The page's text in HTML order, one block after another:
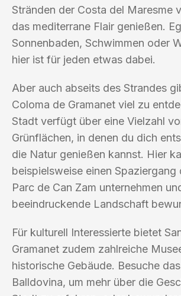
Stränden der Costa del Maresme
das mediterrane Flair genießen.
Sonnenbaden, Schwimmen oder
hier ist für jeden etwas dabei.
Aber auch abseits des Strandes
Coloma de Gramanet viel zu
Stadt verfügt über eine Vielzahl
Grünflächen, in denen du dich
die Natur genießen kannst. Hier
beispielsweise einen Spaziergang
Parc de Can Zam unternehmen
beeindruckende Landschaft
Für kulturell Interessierte bietet
Gramanet zudem zahlreiche
historische Gebäude. Besuche
Balldovina, um mehr über die